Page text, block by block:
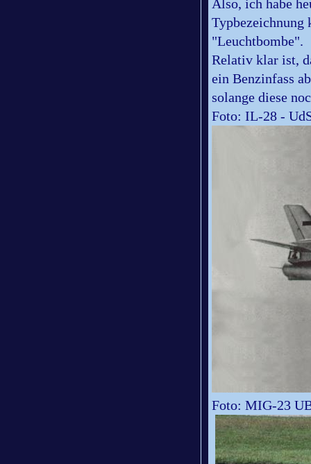
Also, ich habe
Typbezeichnung
"Leuchtbombe".
Relativ klar ist,
ein Benzinfass
solange diese
Foto: IL-28 -
Foto: MIG-23